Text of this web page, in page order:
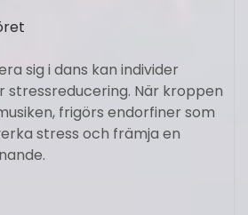
sig i dans kan individer
stressreducering. När kroppen
frigörs endorfiner som
stress och främja en